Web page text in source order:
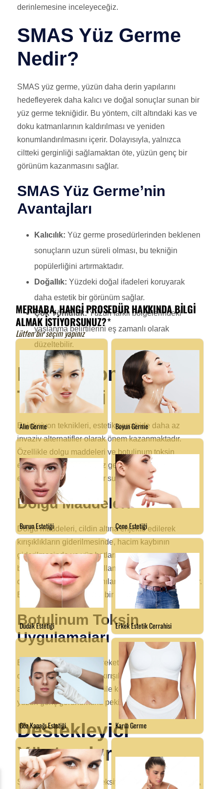
derinlemesine inceleyeceğiz.
SMAS Yüz Germe
Nedir?
SMAS yüz germe, yüzün daha derin yapılarını
hedefleyerek daha kalıcı ve doğal sonuçlar sunan bir
yüz germe tekniğidir. Bu yöntem, cilt altındaki kas ve
doku katmanlarının kaldırılması ve yeniden
konumlandırılmasını içerir. Dolayısıyla, yalnızca
ciltteki gerginliği sağlamaktan öte, yüzün genç bir
görünüm kazanmasını sağlar.
SMAS Yüz Germe’nin
Avantajları
Kalıcılık: Yüz germe prosedürlerinden beklenen
sonuçların uzun süreli olması, bu tekniğin
popülerliğini artırmaktadır.
Doğallık: Yüzdeki doğal ifadeleri koruyarak
daha estetik bir görünüm sağlar.
Çok Yönlülük:Yüzün farklı bölgelerindeki
yaşlanma belirtilerini eş zamanlı olarak
düzeltebilir.
Enjeksiyon
Teknikleri
Enjeksiyon teknikleri, estetik cerrahide daha az
invaziv alternatifler olarak önem kazanmaktadır.
Özellikle dolgu maddeleri ve botulinum toksin
enjeksiyonları, SMAS yüz germe ile kombine
edildiğinde etkili sonuçlar sunmaktadır.
Dolgu Maddeleri
Dolgu maddeleri, cildin altına enjekte edilerek
kırışıklıkların giderilmesinde, hacim kaybının
giderilmesinde ve yüz hatlarının
belirginleştirilmesinde kullanılır. Hyaluronik asit bazlı
dolgular, en yaygın kullanılan dolgu türlerinden biridir.
Bu maddeler, ciltte doğal bir dolgunluk sağlar.
Botulinum Toksin
Uygulamaları
Botulinum toksin, kas hareketlerini geçici olarak
durdurarak ince çizgi ve kırışıklıkların görünümünü
azaltır. SMAS yüz germe ile kombine edildiğinde,
yüzün genç görünümünü pekiştirir.
Destekleyici
Yöntemler
SMAS yüz germe ve enjeksiyon tekniklerinin dışında,